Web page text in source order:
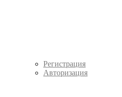
Регистрация
Авторизация